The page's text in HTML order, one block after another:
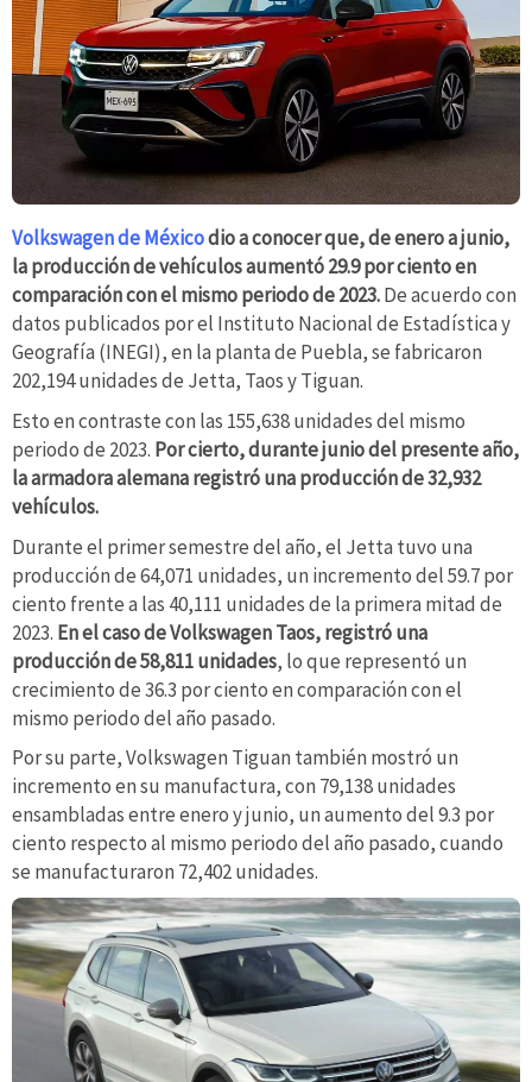
Volkswagen de Méxicodio a conocer que, de enero a junio,
la producción de vehículos aumentó 29.9 por ciento en
comparación con el mismo periodo de 2023.De acuerdo con
datos publicados por el Instituto Nacional de Estadística y
Geografía (INEGI), en la planta de Puebla, se fabricaron
202,194 unidades de Jetta, Taos y Tiguan.
Esto en contraste con las 155,638 unidades del mismo
periodo de 2023. Por cierto, durante junio del presente año,
la armadora alemana registró una producción de 32,932
vehículos.
Durante el primer semestre del año, el Jetta tuvo una
producción de 64,071 unidades, un incremento del 59.7 por
ciento frente a las 40,111 unidades de la primera mitad de
2023. En el caso de Volkswagen Taos, registró una
producción de 58,811 unidades, lo que representó un
crecimiento de 36.3 por ciento en comparación con el
mismo periodo del año pasado.
Por su parte, Volkswagen Tiguan también mostró un
incremento en su manufactura, con 79,138 unidades
ensambladas entre enero y junio, un aumento del 9.3 por
ciento respecto al mismo periodo del año pasado, cuando
se manufacturaron 72,402 unidades.